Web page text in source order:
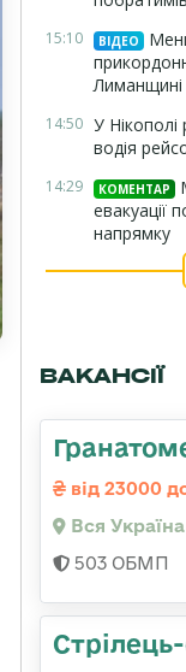
15:10 ВІДЕО
Лиманщині
14:50 У
водія
14:29 КОМЕНТАР
евакуації
напрямку
ВАКАНСІЇ
від 23000
Вся Україна
503 ОБМП